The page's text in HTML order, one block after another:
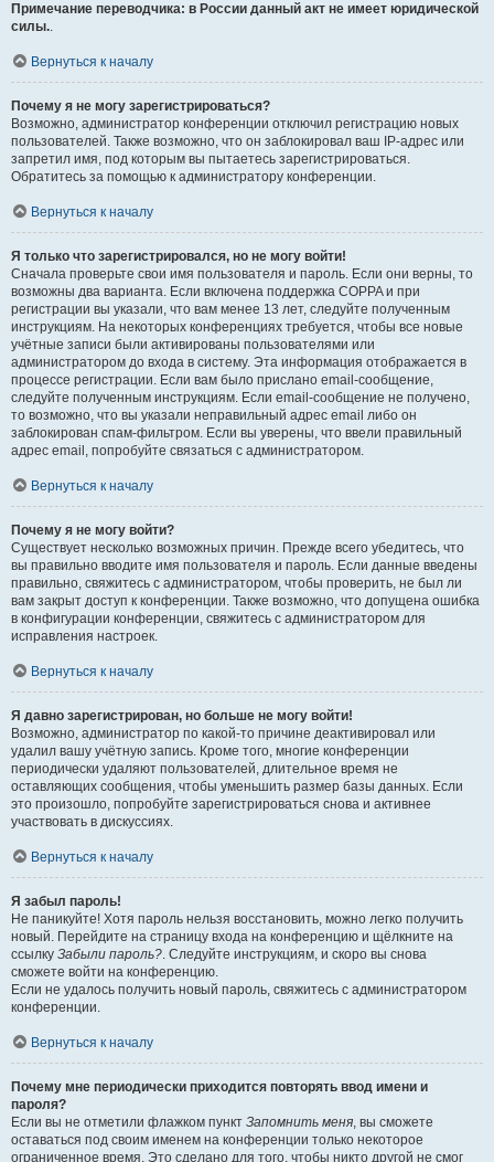
Примечание переводчика: в России данный акт не имеет юридической
силы..
Вернуться к началу
Почему я не могу зарегистрироваться?
Возможно, администратор конференции отключил регистрацию новых
пользователей. Также возможно, что он заблокировал ваш IP-адрес или
запретил имя, под которым вы пытаетесь зарегистрироваться.
Обратитесь за помощью к администратору конференции.
Вернуться к началу
Я только что зарегистрировался, но не могу войти!
Сначала проверьте свои имя пользователя и пароль. Если они верны, то
возможны два варианта. Если включена поддержка COPPA и при
регистрации вы указали, что вам менее 13 лет, следуйте полученным
инструкциям. На некоторых конференциях требуется, чтобы все новые
учётные записи были активированы пользователями или
администратором до входа в систему. Эта информация отображается в
процессе регистрации. Если вам было прислано email-сообщение,
следуйте полученным инструкциям. Если email-сообщение не получено,
то возможно, что вы указали неправильный адрес email либо он
заблокирован спам-фильтром. Если вы уверены, что ввели правильный
адрес email, попробуйте связаться с администратором.
Вернуться к началу
Почему я не могу войти?
Существует несколько возможных причин. Прежде всего убедитесь, что
вы правильно вводите имя пользователя и пароль. Если данные введены
правильно, свяжитесь с администратором, чтобы проверить, не был ли
вам закрыт доступ к конференции. Также возможно, что допущена ошибка
в конфигурации конференции, свяжитесь с администратором для
исправления настроек.
Вернуться к началу
Я давно зарегистрирован, но больше не могу войти!
Возможно, администратор по какой-то причине деактивировал или
удалил вашу учётную запись. Кроме того, многие конференции
периодически удаляют пользователей, длительное время не
оставляющих сообщения, чтобы уменьшить размер базы данных. Если
это произошло, попробуйте зарегистрироваться снова и активнее
участвовать в дискуссиях.
Вернуться к началу
Я забыл пароль!
Не паникуйте! Хотя пароль нельзя восстановить, можно легко получить
новый. Перейдите на страницу входа на конференцию и щёлкните на
ссылку Забыли пароль?. Следуйте инструкциям, и скоро вы снова
сможете войти на конференцию.
Если не удалось получить новый пароль, свяжитесь с администратором
конференции.
Вернуться к началу
Почему мне периодически приходится повторять ввод имени и
пароля?
Если вы не отметили флажком пункт Запомнить меня, вы сможете
оставаться под своим именем на конференции только некоторое
ограниченное время. Это сделано для того, чтобы никто другой не смог